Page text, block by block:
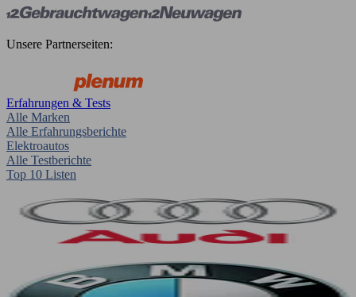
Unsere Partnerseiten:
Erfahrungen & Tests
Alle Marken
Alle Erfahrungsberichte
Elektroautos
Alle Testberichte
Top 10 Listen